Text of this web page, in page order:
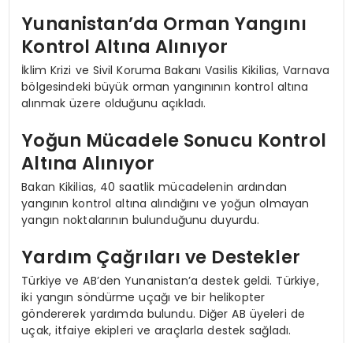
Yunanistan’da Orman Yangını
Kontrol Altına Alınıyor
İklim Krizi ve Sivil Koruma Bakanı Vasilis Kikilias, Varnava
bölgesindeki büyük orman yangınının kontrol altına
alınmak üzere olduğunu açıkladı.
Yoğun Mücadele Sonucu Kontrol
Altına Alınıyor
Bakan Kikilias, 40 saatlik mücadelenin ardından
yangının kontrol altına alındığını ve yoğun olmayan
yangın noktalarının bulunduğunu duyurdu.
Yardım Çağrıları ve Destekler
Türkiye ve AB’den Yunanistan’a destek geldi. Türkiye,
iki yangın söndürme uçağı ve bir helikopter
göndererek yardımda bulundu. Diğer AB üyeleri de
uçak, itfaiye ekipleri ve araçlarla destek sağladı.